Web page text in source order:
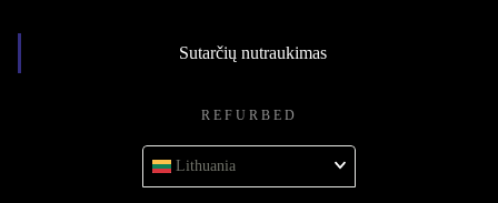
Sutarčių nutraukimas
REFURBED
Lithuania